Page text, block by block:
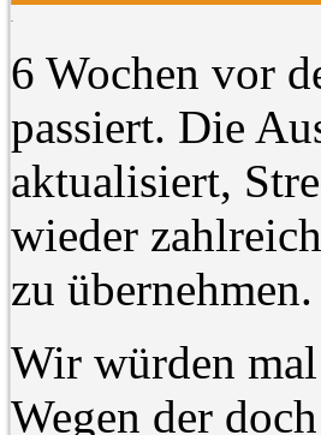
6 Wochen vor
passiert. Die
aktualisiert,
wieder
zu übernehmen.
Wir würden
Wegen der